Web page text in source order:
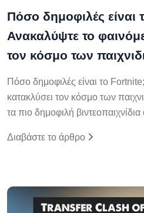
Πόσο δημοφιλές είναι
Ανακαλύψτε το
τον κόσμο των
Πόσο δημοφιλές είναι το
κατακλύσει τον κόσμο των
τα πιο δημοφιλή
Διαβάστε το άρθρο